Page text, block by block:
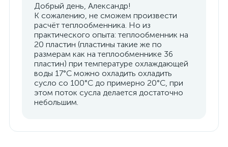
Добрый день, Александр!
К сожалению, не сможем произвести
расчёт теплообменника. Но из
практического опыта: теплообменник на
20 пластин (пластины такие же по
размерам как на теплообменнике 36
пластин) при температуре охлаждающей
воды 17°C можно охладить охладить
сусло со 100°C до примерно 20°C, при
этом поток сусла делается достаточно
небольшим.